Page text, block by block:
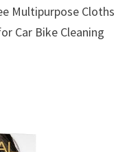
Multipurpose Cloths
Car Bike Cleaning